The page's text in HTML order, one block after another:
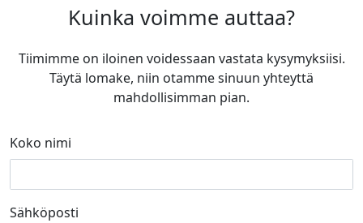
Kuinka voimme auttaa?
Tiimimme on iloinen voidessaan vastata kysymyksiisi.
Täytä lomake, niin otamme sinuun yhteyttä
mahdollisimman pian.
Koko nimi
Sähköposti